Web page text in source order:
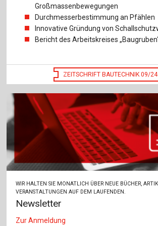
Großmassenbewegungen
Durchmesserbestimmung an Pfählen
Innovative Gründung von
Bericht des Arbeitskreises
ZEITSCHRIFT BAUTECHNIK 09/
WIR HALTEN SIE MONATLICH ÜBER NEUE BÜCHER,
VERANSTALTUNGEN AUF DEM LAUFENDEN.
Newsletter
Zur Anmeldung